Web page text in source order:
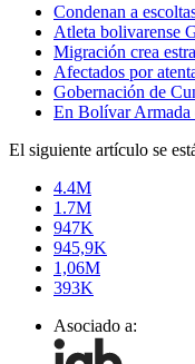
Condenan a
Atleta bolivarense
Migración crea
Afectados por
Gobernación de
En Bolívar Armada
El siguiente artículo se
4.4M
1.7M
947K
945,9K
1,06M
393K
Asociado a: